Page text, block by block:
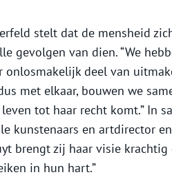
stelt dat de mensheid
gevolgen van dien. “We
onlosmakelijk deel van
met elkaar, bouwen we
tot haar recht komt.” In
kunstenaars en artdirector
brengt zij haar visie krachtig
in hun hart.”